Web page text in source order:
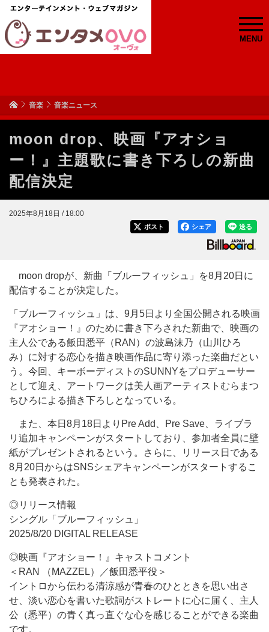
MENU
音楽 音楽ニュース
moon drop、映画『アオショ
ー！』主題歌に書き下ろしの新曲
配信決定
2025年8月18日 / 18:00
送る
シェア
ポスト
moon dropが、新曲「ブルーフィッシュ」を8月20日に
配信することが決定した。
「ブルーフィッシュ」は、9月5日より全国公開される映画
『アオショー！』のために書き下ろされた新曲で、映画の
主人公である飯田悉平（RAN）の波島沫乃（山川ひろ
み）に対する恋心を描き映画作品に寄り添った楽曲だとい
う。今回、キーボーディストのSUNNYをプロデューサー
として迎え、アートワークは美人画アーティストむらまつ
ちひろによる描き下ろしとなっている。
また、本日8月18日よりPre Add、Pre Save、ライブラ
リ追加キャンペーンがスタートしており、参加者全員に壁
紙がプレゼントされるという。さらに、リリース日である
8月20日からはSNSシェアキャンペーンがスタートするこ
とも発表された。
◎リリース情報
シングル「ブルーフィッシュ」
2025/8/20 DIGITAL RELEASE
◎映画『アオショー！』キャストコメント
＜RAN （MAZZEL）／飯田悉平役＞
イントロから伝わる清涼感が青春のひとときを思い出さ
せ、淡い恋心を書いた歌詞がストレートに心に届く、主人
公（悉平）の青く真っ直ぐな心を感じることができる楽曲
です。